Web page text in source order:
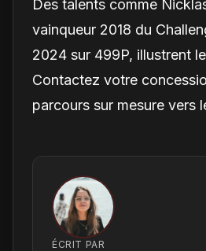
Des talents comme
vainqueur 2018 du
2024 sur 499P, illustrent
Contactez votre
parcours sur mesure vers
ÉCRIT PAR